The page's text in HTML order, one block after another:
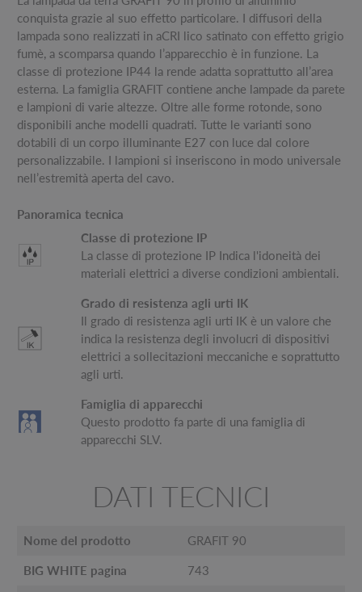
conquista grazie al suo effetto particolare. I diffusori della
lampada sono realizzati in aCRI lico satinato con effetto grigio
fumè, a scomparsa quando l’apparecchio è in funzione. La
classe di protezione IP44 la rende adatta soprattutto all’area
esterna. La famiglia GRAFIT contiene anche lampade da parete
e lampioni di varie altezze. Oltre alle forme rotonde, sono
disponibili anche modelli quadrati. Tutte le varianti sono
dotabili di un corpo illuminante E27 con luce dal colore
personalizzabile. I lampioni si inseriscono in modo universale
nell’estremità aperta del cavo.
Panoramica tecnica
Classe di protezione IP
La classe di protezione IP Indica l'idoneità dei
materiali elettrici a diverse condizioni ambientali.
Grado di resistenza agli urti IK
Il grado di resistenza agli urti IK è un valore che
indica la resistenza degli involucri di dispositivi
elettrici a sollecitazioni meccaniche e soprattutto
agli urti.
Famiglia di apparecchi
Questo prodotto fa parte di una famiglia di
apparecchi SLV.
DATI TECNICI
Nome del prodotto GRAFIT 90
BIG WHITE pagina 743